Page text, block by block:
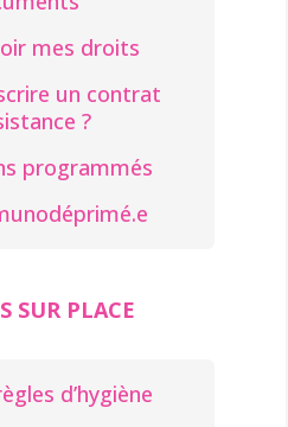
mes droits
un contrat
?
programmés
SUR PLACE
d’hygiène